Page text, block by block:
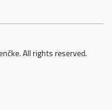
All rights reserved.